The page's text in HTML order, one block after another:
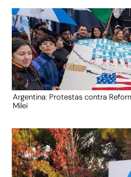
Argentina: Protestas contra
Milei